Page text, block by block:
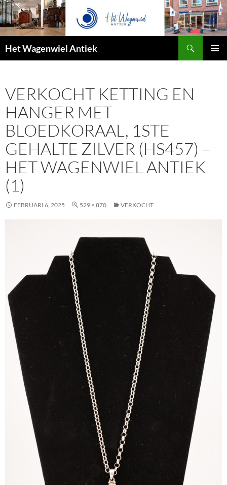
Het Wagenwiel Antiek
VERKOCHT KETTING EN
HANGER MET
BLOEDKORAAL, 1STE
GEHALTE ZILVER (HS457) –
HET WAGENWIEL ANTIEK
(1)
FEBRUARI 6, 2025 529 × 870 VERKOCHT